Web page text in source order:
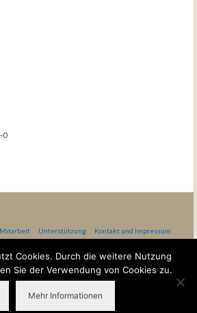
0
Mitarbeit Unterstützung Kontakt und Impressum
DSG-EKD AGB Gästehaus Bethel
Theme byKadence WP
Cookies. Durch die weitere Nutzung
Sie der Verwendung von Cookies zu.
Mehr Informationen